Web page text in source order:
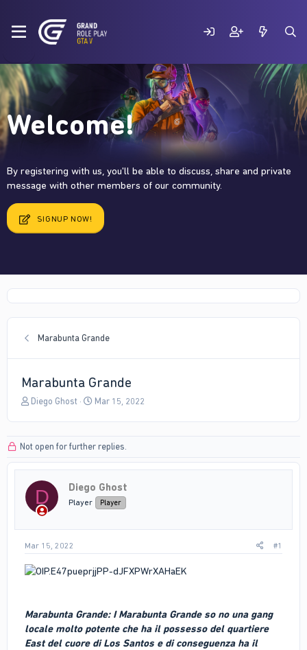
Welcome!
By registering with us, you'll be able to discuss, share and private
message with other members of our community.
SIGNUP NOW!
Marabunta Grande
Marabunta Grande
T
a
d
t
r
r
Diego Ghost
S
d
t
e
Mar 15, 2022
Not open for further replies.
D Diego Ghost
Player Player
Mar 15, 2022 #1
Marabunta Grande: I Marabunta Grande so no una gang
locale molto potente che ha il possesso del quartiere
East del cuore di Los Santos e di conseguenza ha il